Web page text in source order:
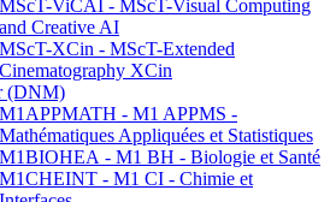
MScT-ViCAI - MScT-Visual Computing
and Creative AI
MScT-XCin - MScT-Extended
Cinematography XCin
(DNM)
M1APPMATH - M1 APPMS -
Mathématiques Appliquées et Statistiques
M1BIOHEA - M1 BH - Biologie et Santé
M1CHEINT - M1 CI - Chimie et